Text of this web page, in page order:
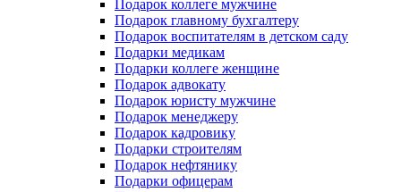
Подарок коллеге мужчине
Подарок главному бухгалтеру
Подарок воспитателям в детском саду
Подарки медикам
Подарки коллеге женщине
Подарок адвокату
Подарок юристу мужчине
Подарок менеджеру
Подарок кадровику
Подарки строителям
Подарок нефтянику
Подарки офицерам